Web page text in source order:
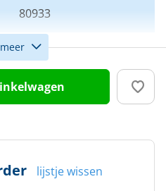
80933
M
Navy
lijstje wissen